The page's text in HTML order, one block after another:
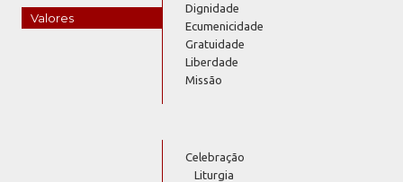
Valores
Dignidade
Ecumenicidade
Gratuidade
Liberdade
Missão
Celebração
Liturgia